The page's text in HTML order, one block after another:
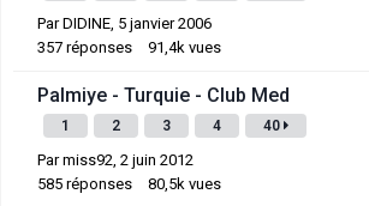
ParDIDINE, 5 janvier 2006
357 réponses 91,4k vues
Palmiye - Turquie - Club Med
1 2 3 4 40
Parmiss92, 2 juin 2012
585 réponses 80,5k vues